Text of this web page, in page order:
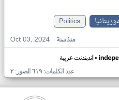
Politics
Oct 03, 2024
منذ سنة
اندبندنت عربية•
عدد الكلمات: ٦١٩ الصور: ٢